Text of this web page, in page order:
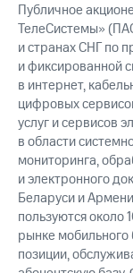
Публичное
ТелеСистемы»
и странах СНГ по
и фиксированной
в интернет,
цифровых
услуг и сервисов
в области
мониторинга,
и электронного
Беларуси и
пользуются около
рынке
позиции,